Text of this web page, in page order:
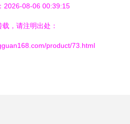
2026-08-06 00:39:15
载，请注明出处：
product/73.html